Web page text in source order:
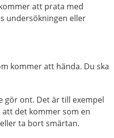
att prata med
undersökningen eller
kommer att hända. Du ska
gör ont. Det är till exempel
det kommer som en
ta bort smärtan.